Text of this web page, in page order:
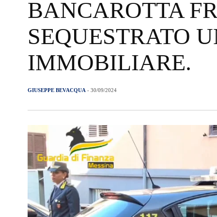
BANCAROTTA
SEQUESTRATO
IMMOBILIARE.
GIUSEPPE BEVACQUA - 30/09/2024